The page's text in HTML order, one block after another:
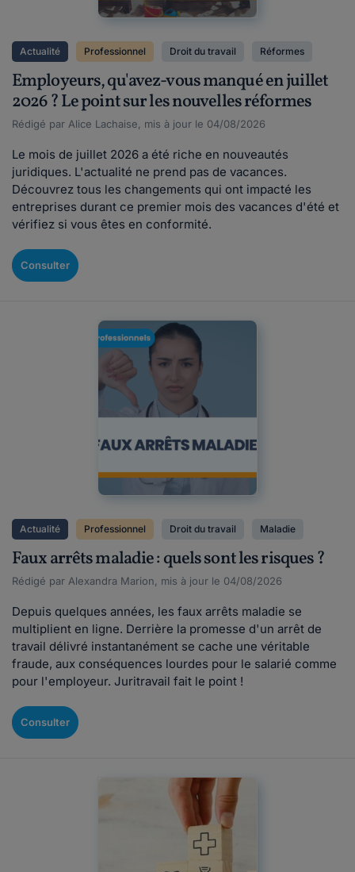
Actualité Professionnel Droit du travail Réformes
Employeurs, qu'avez-vous manqué en juillet
2026 ? Le point sur les nouvelles réformes
Rédigé par Alice Lachaise, mis à jour le 04/08/2026
Le mois de juillet 2026 a été riche en nouveautés
juridiques. L'actualité ne prend pas de vacances.
Découvrez tous les changements qui ont impacté les
entreprises durant ce premier mois des vacances d'été et
vérifiez si vous êtes en conformité.
Consulter
Actualité Professionnel Droit du travail Maladie
Faux arrêts maladie : quels sont les risques ?
Rédigé par Alexandra Marion, mis à jour le 04/08/2026
Depuis quelques années, les faux arrêts maladie se
multiplient en ligne. Derrière la promesse d'un arrêt de
travail délivré instantanément se cache une véritable
fraude, aux conséquences lourdes pour le salarié comme
pour l'employeur. Juritravail fait le point !
Consulter